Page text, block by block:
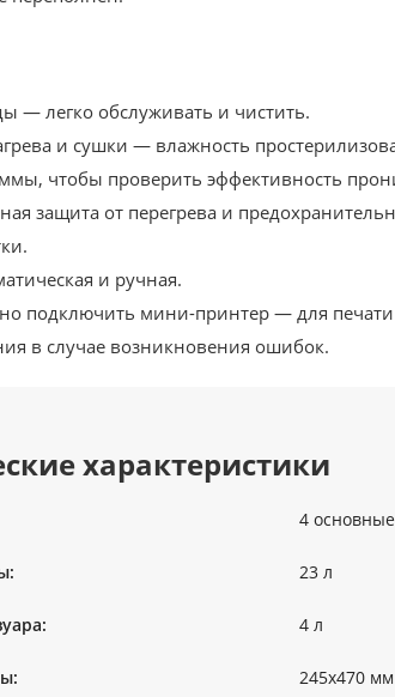
— легко обслуживать и чистить.
и сушки — влажность
чтобы проверить эффективность
защита от перегрева и
и ручная.
подключить мини-принтер — для печати
в случае возникновения ошибок.
характеристики
4
23 л
4 л
245х470 мм